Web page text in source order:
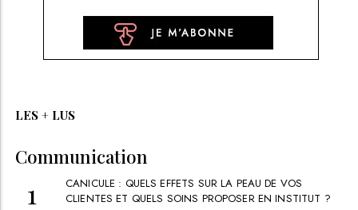
LES + LUS
Communication
CANICULE : QUELS EFFETS SUR LA PEAU DE VOS
CLIENTES ET QUELS SOINS PROPOSER EN INSTITUT ?